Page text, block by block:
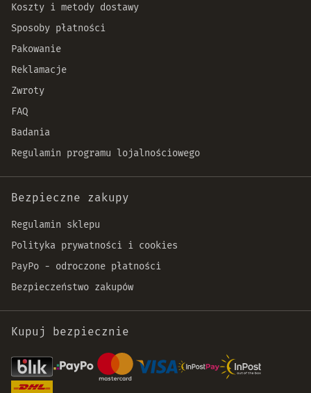
Koszty i metody dostawy
Sposoby płatności
Pakowanie
Reklamacje
Zwroty
FAQ
Badania
Regulamin programu lojalnościowego
Bezpieczne zakupy
Regulamin sklepu
Polityka prywatności i cookies
PayPo - odroczone płatności
Bezpieczeństwo zakupów
Kupuj bezpiecznie